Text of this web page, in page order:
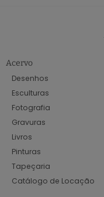
Acervo
Desenhos
Esculturas
Fotografia
Gravuras
Livros
Pinturas
Tapeçaria
Catálogo de Locação